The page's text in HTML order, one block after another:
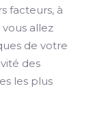
facteurs, à
allez
de votre
des
les plus